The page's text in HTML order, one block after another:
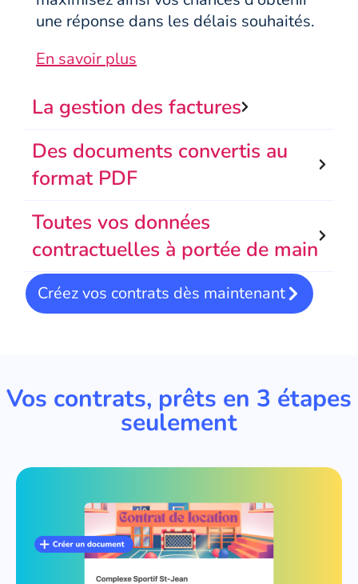
une réponse dans les délais souhaités.
En savoir plus
La gestion des factures
Des documents convertis au
format PDF
Toutes vos données
contractuelles à portée de main
Créez vos contrats dès maintenant
Vos contrats, prêts en 3 étapes
seulement